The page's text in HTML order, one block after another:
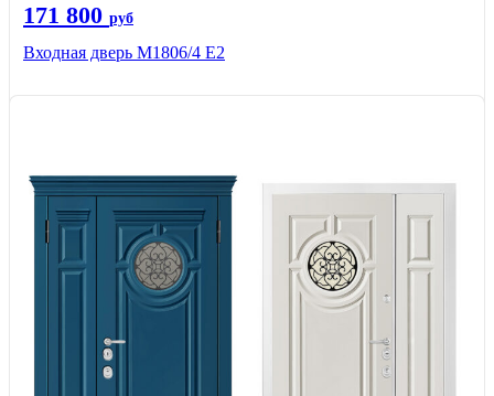
171 800 руб
Входная дверь М1806/4 Е2